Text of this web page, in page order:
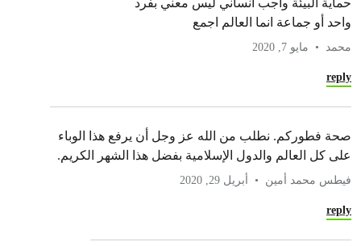
حماية البيئة واجب انساني ليس معني بفرد
واحد أو جماعة انما العالم اجمع
محمد مايو 7, 2020
reply
صحة فطوركم. نطلب من الله عز وجل أن يرفع هذا الوباء
على كل العالم والدول الإسلامية بفضل هذا الشهر الكريم.
فيطس محمد أمين أبريل 29, 2020
reply